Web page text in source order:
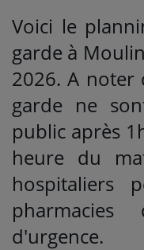
PODCASTS
Agenda
Titres diffusés
Se
Voici le
garde à
2026. A noter
garde ne
public après
heure du
hospitaliers
d'urgence.